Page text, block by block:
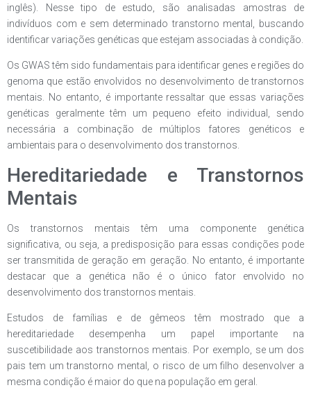
inglês). Nesse tipo de estudo, são analisadas amostras de
indivíduos com e sem determinado transtorno mental, buscando
identificar variações genéticas que estejam associadas à condição.
Os GWAS têm sido fundamentais para identificar genes e regiões do
genoma que estão envolvidos no desenvolvimento de transtornos
mentais. No entanto, é importante ressaltar que essas variações
genéticas geralmente têm um pequeno efeito individual, sendo
necessária a combinação de múltiplos fatores genéticos e
ambientais para o desenvolvimento dos transtornos.
Hereditariedade e Transtornos
Mentais
Os transtornos mentais têm uma componente genética
significativa, ou seja, a predisposição para essas condições pode
ser transmitida de geração em geração. No entanto, é importante
destacar que a genética não é o único fator envolvido no
desenvolvimento dos transtornos mentais.
Estudos de famílias e de gêmeos têm mostrado que a
hereditariedade desempenha um papel importante na
suscetibilidade aos transtornos mentais. Por exemplo, se um dos
pais tem um transtorno mental, o risco de um filho desenvolver a
mesma condição é maior do que na população em geral.